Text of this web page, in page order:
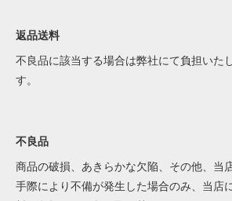
返品送料
不良品に該当する場合は弊社にて負担いた
す。
不良品
商品の破損、あきらかな欠陥、その他、当
手際により不備が発生した場合のみ、当店